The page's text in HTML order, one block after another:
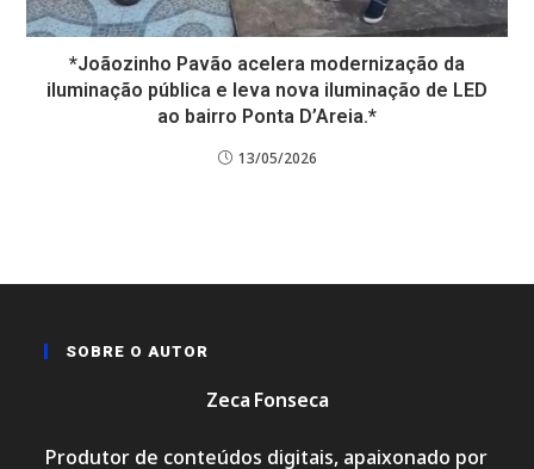
*Joãozinho Pavão acelera modernização da
iluminação pública e leva nova iluminação de LED
ao bairro Ponta D’Areia.*
13/05/2026
SOBRE O AUTOR
Zeca Fonseca
Produtor de conteúdos digitais, apaixonado por